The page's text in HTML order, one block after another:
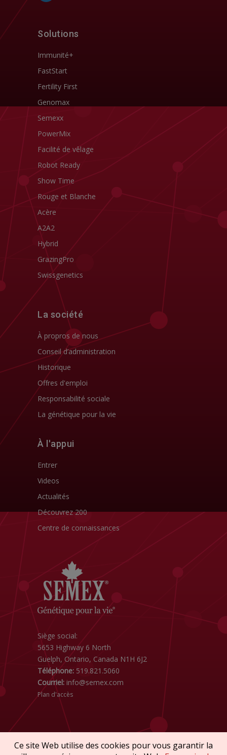
Solutions
Immunité+
FastStart
Fertility First
Genomax
Semexx
PowerMix
Facilité de vêlage
Robot Ready
Show Time
Rouge et Blanche
Acère
A2A2
Hybrid
GrazingPro
Swissgenetics
La société
À propros de nous
Conseil d’administration
Historique
Offres d'emploi
Responsabilité sociale
La génétique pour la vie
À l'appui
Entrer
Videos
Actualités
Découvrez 200
Centre de connaissances
Siège social:
5653 Highway 6 North
Guelph, Ontario, Canada N1H 6J2
Téléphone: 519.821.5060
Courriel: info@semex.com
Plan d'accès
Ce site Web utilise des cookies pour vous garantir la